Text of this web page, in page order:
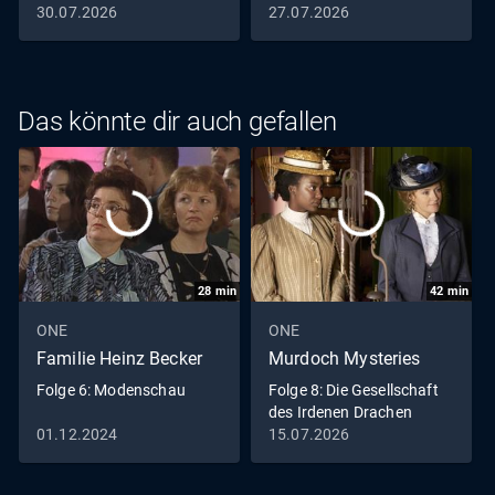
30.07.2026 27.07.2026
Das könnte dir auch gefallen
28 min
ONE
Familie Heinz Becker
Folge 6: Modenschau
01.12.2024
42 min
ONE
Murdoch Mysteries
Folge 8: Die Gesellschaft
des Irdenen Drachen
15.07.2026